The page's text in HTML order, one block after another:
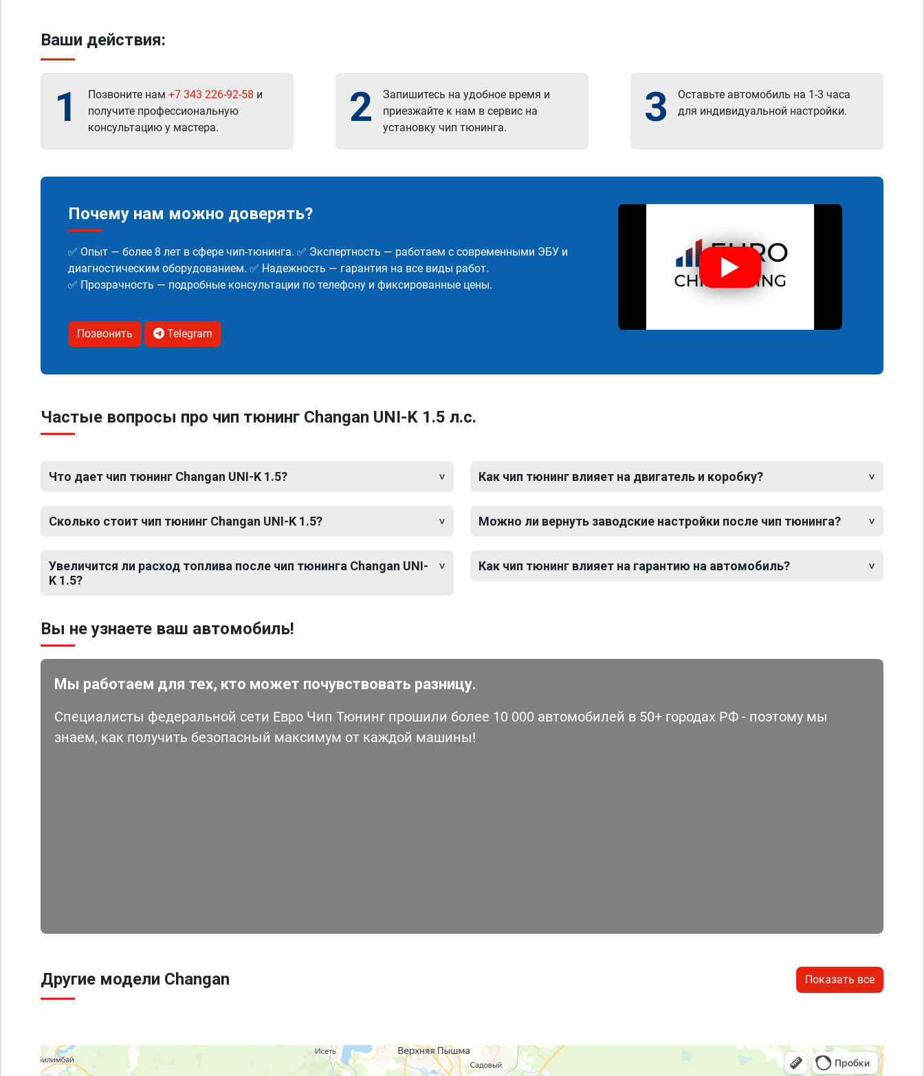
Ваши действия:
1 Позвоните нам +7 343 226-92-58 и
получите профессиональную
консультацию у мастера.
2
Запишитесь на удобное время и
приезжайте к нам в сервис на
установку чип тюнинга.
3
Оставьте автомобиль на 1-3 часа
для индивидуальной настройки.
Почему нам можно доверять?
✅ Опыт — более 8 лет в сфере чип-тюнинга. ✅ Экспертность — работаем с современными ЭБУ и
диагностическим оборудованием. ✅ Надежность — гарантия на все виды работ.
✅ Прозрачность — подробные консультации по телефону и фиксированные цены.
Позвонить Telegram
Частые вопросы про чип тюнинг Changan UNI-K 1.5 л.с.
Что дает чип тюнинг Changan UNI-K 1.5?
Сколько стоит чип тюнинг Changan UNI-K 1.5?
Увеличится ли расход топлива после чип тюнинга Changan UNI-
K 1.5?
Как чип тюнинг влияет на двигатель и коробку?
Можно ли вернуть заводские настройки после чип тюнинга?
Как чип тюнинг влияет на гарантию на автомобиль?
Вы не узнаете ваш автомобиль!
Мы работаем для тех, кто может почувствовать разницу.
Специалисты федеральной сети Евро Чип Тюнинг прошили более 10 000 автомобилей в 50+ городах РФ - поэтому мы
знаем, как получить безопасный максимум от каждой машины!
Другие модели Changan Показать все